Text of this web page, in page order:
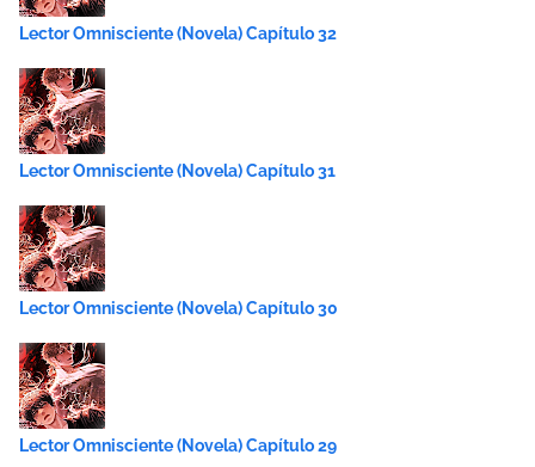
Lector Omnisciente (Novela) Capítulo 32
Lector Omnisciente (Novela) Capítulo 31
Lector Omnisciente (Novela) Capítulo 30
Lector Omnisciente (Novela) Capítulo 29